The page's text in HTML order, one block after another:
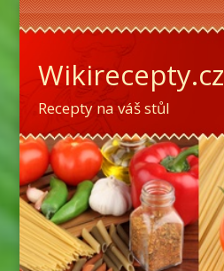
Wikirecepty.cz
Recepty na váš stůl